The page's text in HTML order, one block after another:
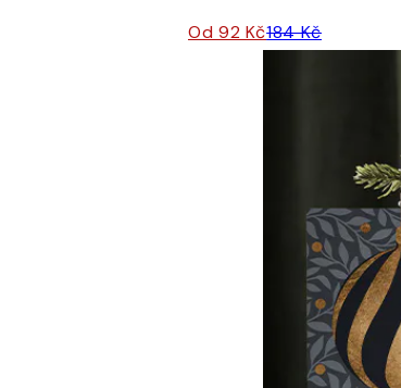
Od 92 Kč184 Kč